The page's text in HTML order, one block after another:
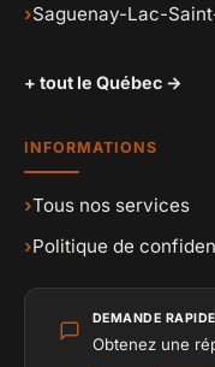
›Saguenay-Lac-
+ tout le Québec →
INFORMATIONS
›Tous nos services
›Politique de
DEMANDE RAPIDE
Obtenez une